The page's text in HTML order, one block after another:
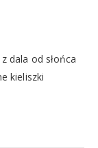
dala od słońca
kieliszki